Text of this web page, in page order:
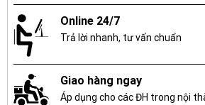
Online 24/7
Trả lời nhanh, tư vấn chuẩn
Giao hàng ngay
Áp dụng cho các ĐH trong nội